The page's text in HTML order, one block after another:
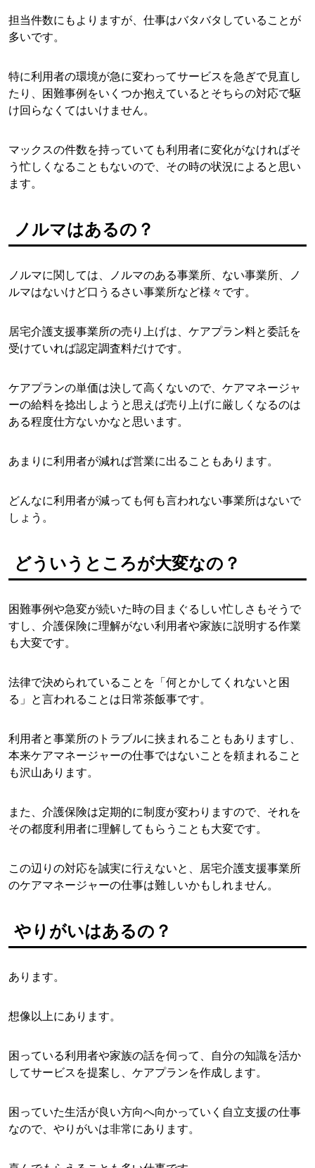
担当件数にもよりますが、仕事はバタバタしていることが
多いです。
特に利用者の環境が急に変わってサービスを急ぎで見直し
たり、困難事例をいくつか抱えているとそちらの対応で駆
け回らなくてはいけません。
マックスの件数を持っていても利用者に変化がなければそ
う忙しくなることもないので、その時の状況によると思い
ます。
ノルマはあるの？
ノルマに関しては、ノルマのある事業所、ない事業所、ノ
ルマはないけど口うるさい事業所など様々です。
居宅介護支援事業所の売り上げは、ケアプラン料と委託を
受けていれば認定調査料だけです。
ケアプランの単価は決して高くないので、ケアマネージャ
ーの給料を捻出しようと思えば売り上げに厳しくなるのは
ある程度仕方ないかなと思います。
あまりに利用者が減れば営業に出ることもあります。
どんなに利用者が減っても何も言われない事業所はないで
しょう。
どういうところが大変なの？
困難事例や急変が続いた時の目まぐるしい忙しさもそうで
すし、介護保険に理解がない利用者や家族に説明する作業
も大変です。
法律で決められていることを「何とかしてくれないと困
る」と言われることは日常茶飯事です。
利用者と事業所のトラブルに挟まれることもありますし、
本来ケアマネージャーの仕事ではないことを頼まれること
も沢山あります。
また、介護保険は定期的に制度が変わりますので、それを
その都度利用者に理解してもらうことも大変です。
この辺りの対応を誠実に行えないと、居宅介護支援事業所
のケアマネージャーの仕事は難しいかもしれません。
やりがいはあるの？
あります。
想像以上にあります。
困っている利用者や家族の話を伺って、自分の知識を活か
してサービスを提案し、ケアプランを作成します。
困っていた生活が良い方向へ向かっていく自立支援の仕事
なので、やりがいは非常にあります。